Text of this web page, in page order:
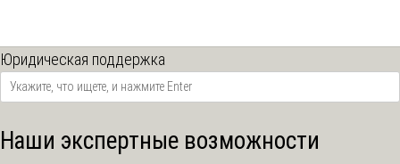
Юридическая поддержка
Наши экспертные возможности